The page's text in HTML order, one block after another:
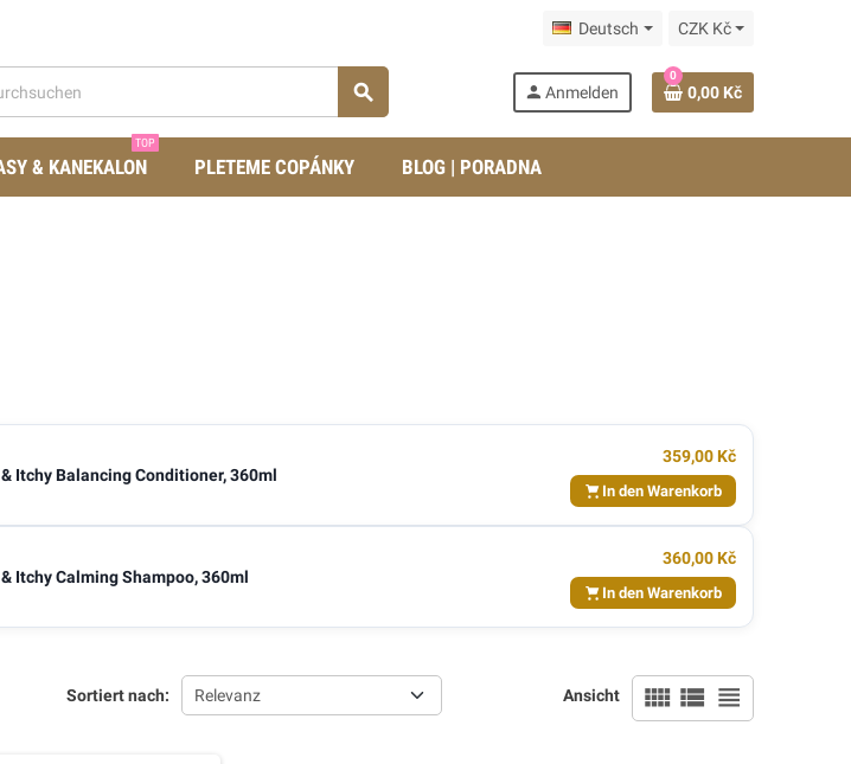
Deutsch CZK Kč
search person Anmelden
0
0,00 Kč
& KANEKALON
TOP
PLETEME COPÁNKY BLOG | PORADNA
Itchy Balancing Conditioner, 360ml
359,00 Kč
In den Warenkorb
Itchy Calming Shampoo, 360ml
360,00 Kč
In den Warenkorb
Sortiert nach: Relevanz Ansicht view_comfy view_list view_headline